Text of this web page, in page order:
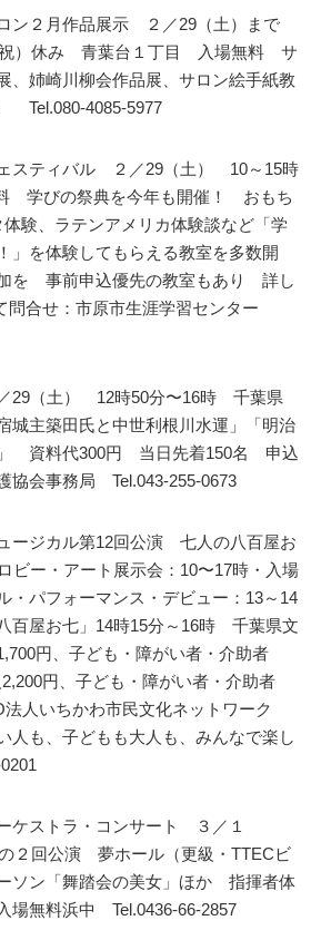
ン２月作品展示 ２／29（土）まで
）休み 青葉台１丁目 入場無料 サ
、姉崎川柳会作品展、サロン絵手紙教
Tel.080-4085-5977
ェスティバル ２／29（土） 10～15時
びの祭典を今年も開催！ おもち
験、ラテンアメリカ体験談など「学
」を体験してもらえる教室を多数開
を 事前申込優先の教室もあり 詳し
問合せ：市原市生涯学習センター
29（土） 12時50分〜16時 千葉県
主築田氏と中世利根川水運」「明治
」 資料代300円 当日先着150名 申込
協会事務局 Tel.043-255-0673
ージカル第12回公演 七人の八百屋お
ー・アート展示会：10〜17時・入場
パフォーマンス・デビュー：13～14
百屋お七」14時15分～16時 千葉県文
円、子ども・障がい者・介助者
円、子ども・障がい者・介助者
人いちかわ市民文化ネットワーク
人も、子どもも大人も、みんなで楽し
ケストラ・コンサート ３／１
２回公演 夢ホール（更級・TTECビ
ソン「舞踏会の美女」ほか 指揮者体
場無料浜中 Tel.0436-66-2857